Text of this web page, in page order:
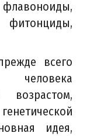
всего
идея,